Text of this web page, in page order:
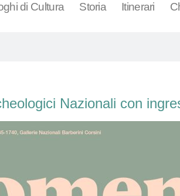
di Cultura Storia Itinerari
Nazionali con